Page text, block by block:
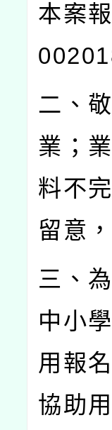
本案
二、
業；
料不
留意
三、
中小
用報
協助